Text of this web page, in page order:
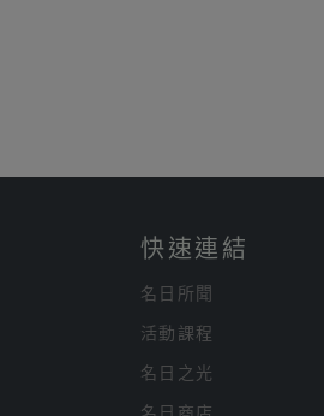
快速連結
名日所聞
活動課程
名日之光